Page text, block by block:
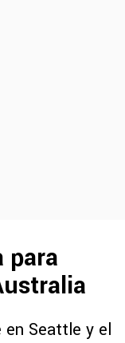
para
en Seattle y el